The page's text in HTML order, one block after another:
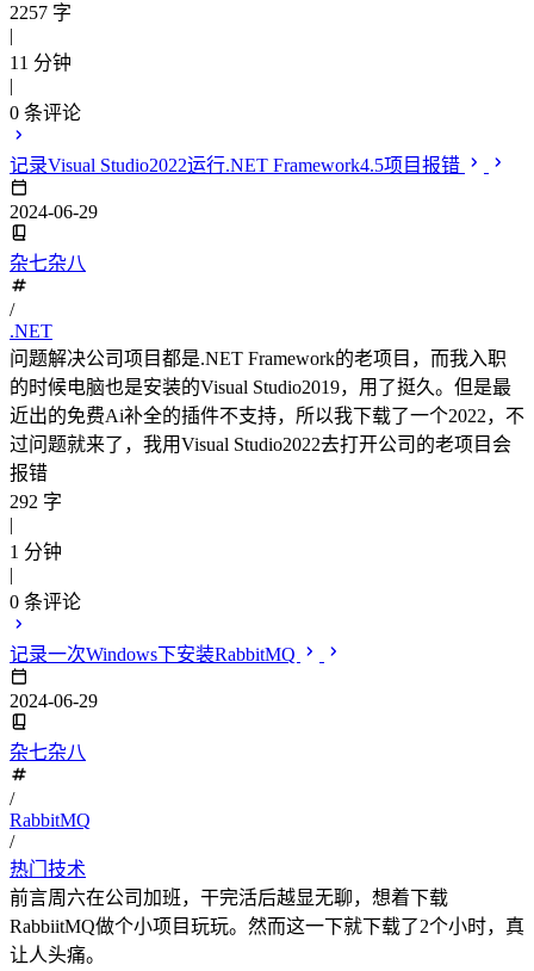
2257 字
|
11 分钟
|
0 条评论
记录Visual Studio2022运行.NET Framework4.5项目报错
2024-06-29
杂七杂八
/
.NET
问题解决公司项目都是.NET Framework的老项目，而我入职
的时候电脑也是安装的Visual Studio2019，用了挺久。但是最
近出的免费Ai补全的插件不支持，所以我下载了一个2022，不
过问题就来了，我用Visual Studio2022去打开公司的老项目会
报错
292 字
|
1 分钟
|
0 条评论
记录一次Windows下安装RabbitMQ
2024-06-29
杂七杂八
/
RabbitMQ
/
热门技术
前言周六在公司加班，干完活后越显无聊，想着下载
RabbiitMQ做个小项目玩玩。然而这一下就下载了2个小时，真
让人头痛。